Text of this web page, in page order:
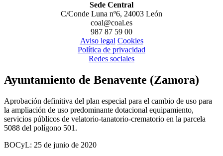
Sede Central
C/Conde Luna nº6, 24003 León
coal@coal.es
987 87 59 00
Aviso legal Cookies
Política de privacidad
Redes sociales
Ayuntamiento de Benavente (Zamora)
Aprobación definitiva del plan especial para el cambio de uso para
la ampliación de uso predominante dotacional equipamiento,
servicios públicos de velatorio-tanatorio-crematorio en la parcela
5088 del polígono 501.
BOCyL: 25 de junio de 2020